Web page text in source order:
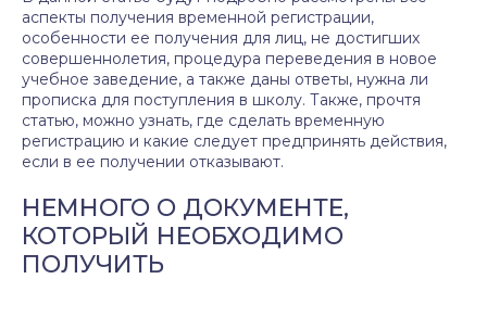
аспекты получения временной регистрации,
особенности ее получения для лиц, не достигших
совершеннолетия, процедура переведения в новое
учебное заведение, а также даны ответы, нужна ли
прописка для поступления в школу. Также, прочтя
статью, можно узнать, где сделать временную
регистрацию и какие следует предпринять действия,
если в ее получении отказывают.
НЕМНОГО О ДОКУМЕНТЕ,
КОТОРЫЙ НЕОБХОДИМО
ПОЛУЧИТЬ